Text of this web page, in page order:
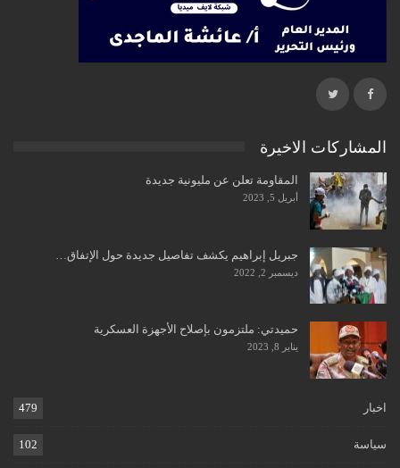
المشاركات الاخيرة
المقاومة تعلن عن مليونية جديدة
أبريل 5, 2023
جبريل إبراهيم يكشف تفاصيل جديدة حول الإتفاق…
ديسمبر 2, 2022
حميدتي: ملتزمون بإصلاح الأجهزة العسكرية
يناير 8, 2023
اخبار 479
سياسة 102